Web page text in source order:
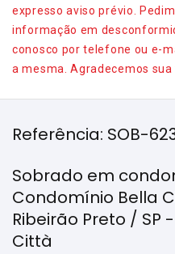
expresso aviso prévio.
informação em
conosco por telefone ou e-
a mesma. Agradecemos sua
Referência: SOB-
Sobrado em
Condomínio Bella
Ribeirão Preto / SP
Città